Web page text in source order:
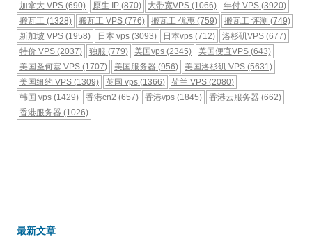
加拿大 VPS (690) 原生 IP(870) 大带宽VPS (1066) 年付 VPS(3920)
搬瓦工 (1328) 搬瓦工 VPS(776) 搬瓦工 优惠 (759) 搬瓦工 评测 (749)
新加坡 VPS (1958) 日本 vps(3093) 日本vps (712) 洛杉矶VPS(677)
特价 VPS (2037) 独服 (779) 美国vps (2345) 美国便宜VPS(643)
美国圣何塞 VPS (1707) 美国服务器 (956) 美国洛杉矶 VPS (5631)
美国纽约 VPS (1309) 英国 vps(1366) 荷兰 VPS (2080)
韩国 vps (1429) 香港cn2 (657) 香港vps (1845) 香港云服务器 (662)
香港服务器 (1026)
最新文章